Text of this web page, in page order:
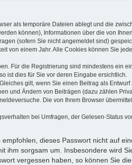
als temporäre Dateien ablegt und die
können), Informationen über die von
(sofern Sie nicht angemeldet sind)
von einem Jahr. Alle Cookies können Sie
Für die Registrierung sind mindestens ein
ist dies für Sie vor deren Eingabe ersichtlich.
gilt, wenn Sie einen Beitrag als Entwurf
und Ändern von Beiträgen (dazu zählen
Die von Ihrem Browser
bei Umfragen, der Gelesen-Status
dieses Passwort nicht auf
ihm sorgsam um. Insbesondere wird
vergessen haben, so können Sie